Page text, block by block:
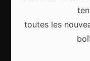
Gagnez le city
toutes les